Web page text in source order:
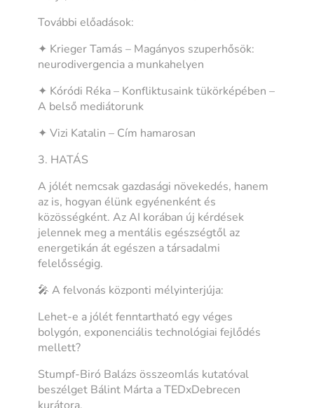
További előadások:
✦ Krieger Tamás – Magányos szuperhősök:
neurodivergencia a munkahelyen
✦ Kóródi Réka – Konfliktusaink tükörképében –
A belső mediátorunk
✦ Vizi Katalin – Cím hamarosan
3. HATÁS
A jólét nemcsak gazdasági növekedés, hanem
az is, hogyan élünk egyénenként és
közösségként. Az AI korában új kérdések
jelennek meg a mentális egészségtől az
energetikán át egészen a társadalmi
felelősségig.
🎤 A felvonás központi mélyinterjúja:
Lehet-e a jólét fenntartható egy véges
bolygón, exponenciális technológiai fejlődés
mellett?
Stumpf-Biró Balázs összeomlás kutatóval
beszélget Bálint Márta a TEDxDebrecen